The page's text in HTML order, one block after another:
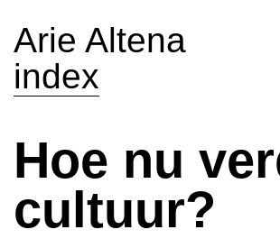
Arie Altena
index
Hoe nu
cultuur?